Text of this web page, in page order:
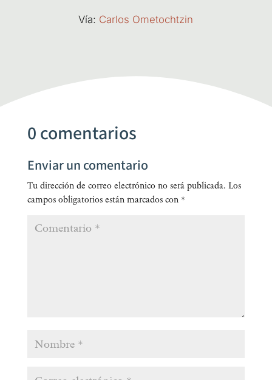
Vía: Car­los Ometochtzin
0 comentarios
Enviar un comentario
Tu dirección de correo electrónico no será publicada. Los
campos obligatorios están marcados con *